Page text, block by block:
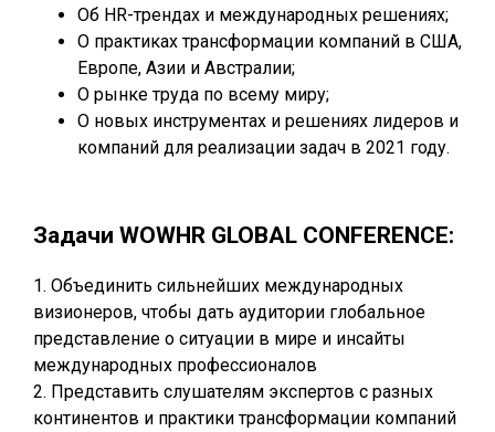
Об HR-трендах и международных решениях;
О практиках трансформации компаний в США,
Европе, Азии и Австралии;
О рынке труда по всему миру;
О новых инструментах и решениях лидеров и
компаний для реализации задач в 2021 году.
Задачи WOWHR GLOBAL CONFERENCE:
1. Объединить сильнейших международных
визионеров, чтобы дать аудитории глобальное
представление о ситуации в мире и инсайты
международных профессионалов
2. Представить слушателям экспертов с разных
континентов и практики трансформации компаний